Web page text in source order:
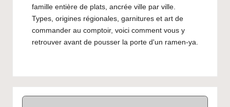
famille entière de plats, ancrée ville par ville.
Types, origines régionales, garnitures et art de
commander au comptoir, voici comment vous y
retrouver avant de pousser la porte d'un ramen-ya.